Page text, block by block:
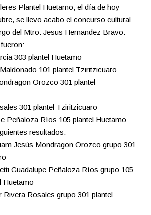
Plantel Huetamo, el día de hoy
se llevo acabo el concurso cultural
del Mtro. Jesus Hernandez Bravo.
303 plantel Huetamo
101 plantel Tziritzicuaro
Orozco 301 plantel
301 plantel Tziritzicuaro
Peñaloza Ríos 105 plantel Huetamo
resultados.
Jesús Mondragon Orozco grupo 301
Guadalupe Peñaloza Ríos grupo 105
Huetamo
Rivera Rosales grupo 301 plantel